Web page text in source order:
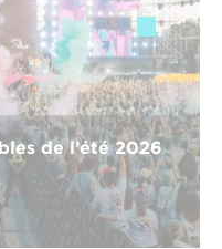
de l’été 2026